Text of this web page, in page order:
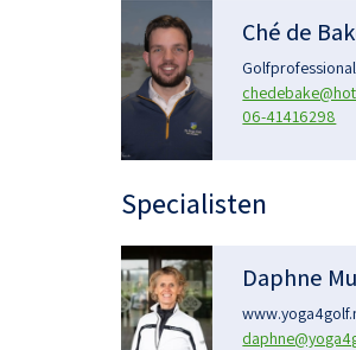
Ché de
Golfprofessional
06-41416298
Specialisten
Daphne